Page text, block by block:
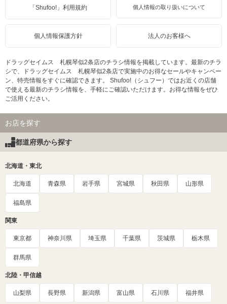
「Shufoo!」利用規約 個人情報の取り扱いについて
個人情報保護方針 法人のお客様へ
ドラッグセイムス 札幌琴似2条店のチラシ情報を掲載しています。最新のチラ
シで、ドラッグセイムス 札幌琴似2条店で実施中のお得なセールやキャンペー
ン、特売情報をすぐに確認できます。 Shufoo!（シュフー）ではお近くの店舗
で使える最新のチラシ情報を、手軽にご確認いただけます。お得な情報をぜひ
ご活用ください。
お店を探す
都道府県から探す
北海道・東北
北海道 青森県 岩手県 宮城県 秋田県 山形県
福島県
関東
東京都 神奈川県 埼玉県 千葉県 茨城県 栃木県
群馬県
北陸・甲信越
山梨県 長野県 新潟県 富山県 石川県 福井県